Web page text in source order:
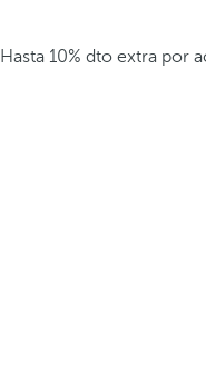
Hasta 10% dto extra por